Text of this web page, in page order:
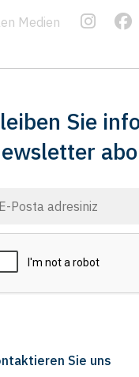
Medien
Sie
Sie uns